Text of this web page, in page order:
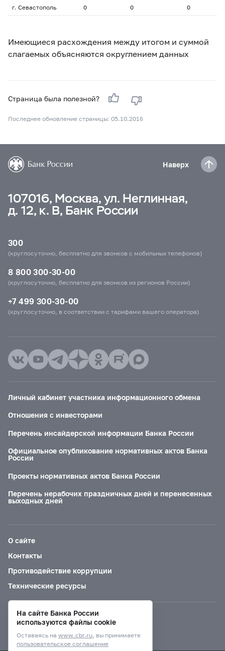
г. Севастополь 0 0 0
Имеющиеся расхождения между итогом и суммой
слагаемых объясняются округлением данных
Страница была полезной?
Последнее обновление страницы: 05.10.2016
Наверх
107016, Москва, ул. Неглинная,
д. 12, к. В, Банк России
300
(круглосуточно, бесплатно для звонков с мобильных телефонов)
8 800 300-30-00
(круглосуточно, бесплатно для звонков из регионов России)
+7 499 300-30-00
(круглосуточно, в соответствии с тарифами вашего оператора)
Личный кабинет участника информационного обмена
Отношения с инвесторами
Перечень инсайдерской информации Банка России
Официальное опубликование нормативных актов Банка
России
Проекты нормативных актов Банка России
Перечень нерабочих праздничных дней и перенесенных
выходных дней
О сайте
Контакты
Противодействие коррупции
Технические ресурсы
Версия для слабовидящих
На сайте Банка России
используются файлы cookie
Оставаясь на www.cbr.ru, вы принимаете
пользовательское соглашение